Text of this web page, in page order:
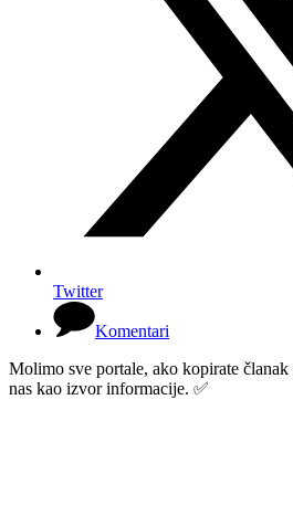
Twitter
Komentari
Molimo sve portale, ako kopirate članak
nas kao izvor informacije. ✅